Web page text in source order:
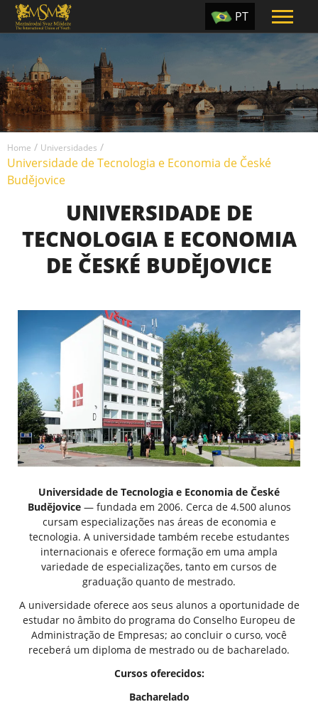
TR
PT
UA
Home / Universidades /
Universidade de Tecnologia e Economia de České
Budějovice
UNIVERSIDADE DE
TECNOLOGIA E ECONOMIA
DE ČESKÉ BUDĚJOVICE
Universidade de Tecnologia e Economia de České
Budějovice— fundada em 2006. Cerca de 4.500 alunos
cursam especializações nas áreas de economia e
tecnologia. A universidade também recebe estudantes
internacionais e oferece formação em uma ampla
variedade de especializações, tanto em cursos de
graduação quanto de mestrado.
A universidade oferece aos seus alunos a oportunidade de
estudar no âmbito do programa do Conselho Europeu de
Administração de Empresas; ao concluir o curso, você
receberá um diploma de mestrado ou de bacharelado.
Cursos oferecidos:
Bacharelado